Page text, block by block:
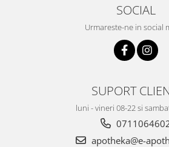
SOCIAL
Urmareste-ne in social
SUPORT
luni - vineri 08-22 si
apotheka@e-